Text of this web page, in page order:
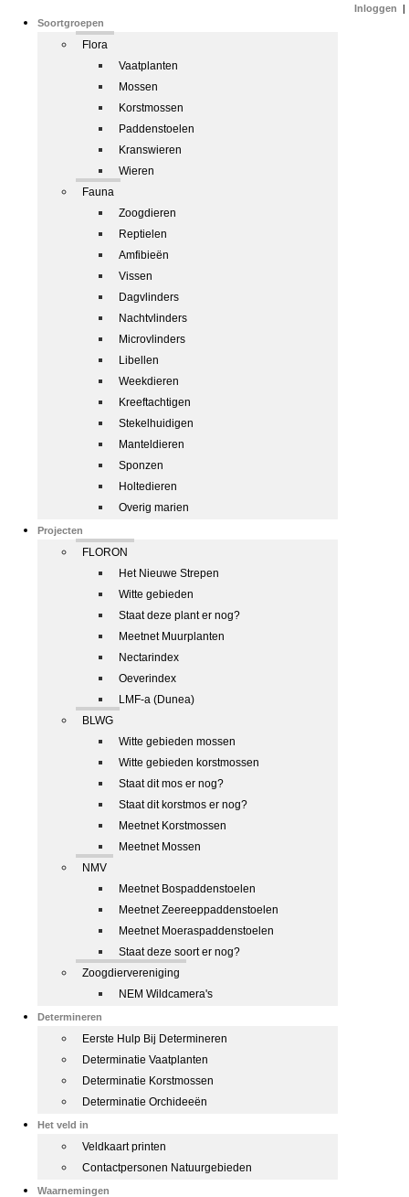
Soortgroepen
Flora
Vaatplanten
Mossen
Korstmossen
Paddenstoelen
Kranswieren
Wieren
Fauna
Zoogdieren
Reptielen
Amfibieën
Vissen
Dagvlinders
Nachtvlinders
Microvlinders
Libellen
Weekdieren
Kreeftachtigen
Stekelhuidigen
Manteldieren
Sponzen
Holtedieren
Overig marien
Projecten
FLORON
Het Nieuwe Strepen
Witte gebieden
Staat deze plant er nog?
Meetnet Muurplanten
Nectarindex
Oeverindex
LMF-a (Dunea)
BLWG
Witte gebieden mossen
Witte gebieden korstmossen
Staat dit mos er nog?
Staat dit korstmos er nog?
Meetnet Korstmossen
Meetnet Mossen
NMV
Meetnet Bospaddenstoelen
Meetnet Zeereeppaddenstoelen
Meetnet Moeraspaddenstoelen
Staat deze soort er nog?
Zoogdiervereniging
NEM Wildcamera's
Determineren
Eerste Hulp Bij Determineren
Determinatie Vaatplanten
Determinatie Korstmossen
Determinatie Orchideeën
Het veld in
Veldkaart printen
Contactpersonen Natuurgebieden
Waarnemingen
Inloggen |